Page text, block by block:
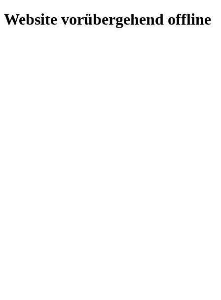
Website vorübergehend offline